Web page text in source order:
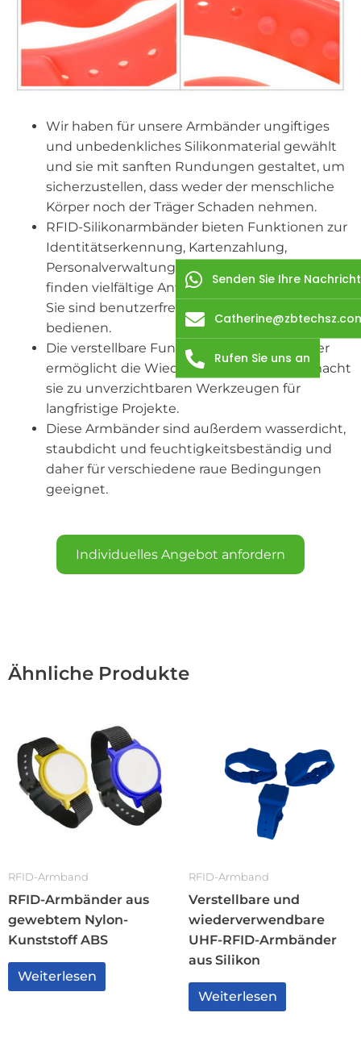
Wir haben für unsere Armbänder ungiftiges
und unbedenkliches Silikonmaterial gewählt
und sie mit sanften Rundungen gestaltet, um
sicherzustellen, dass weder der menschliche
Körper noch der Träger Schaden nehmen.
RFID-Silikonarmbänder bieten Funktionen zur
Identitätserkennung, Kartenzahlung,
Personalverwaltung und Registrierung und
finden vielfältige Anwendungsmöglichkeiten.
Sie sind benutzerfreundlich und bequem zu
bedienen.
Die verstellbare Funktion dieser Armbänder
ermöglicht die Wiederverwendung und macht
sie zu unverzichtbaren Werkzeugen für
langfristige Projekte.
Diese Armbänder sind außerdem wasserdicht,
staubdicht und feuchtigkeitsbeständig und
daher für verschiedene raue Bedingungen
geeignet.
Individuelles Angebot anfordern
Ähnliche Produkte
RFID-Armband
RFID-Armbänder aus
gewebtem Nylon-
Kunststoff ABS
Weiterlesen
RFID-Armband
Verstellbare und
wiederverwendbare
UHF-RFID-Armbänder
aus Silikon
Weiterlesen
Senden Sie Ihre Nachricht
Rufen Sie uns an